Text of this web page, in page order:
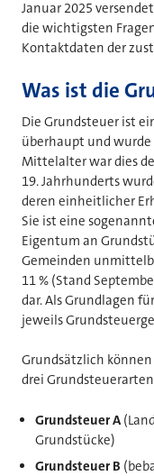
Januar 2025
die wichtigsten
Kontaktdaten der
Was ist die
Die Grundsteuer ist
überhaupt und
Mittelalter war dies
19. Jahrhunderts
deren einheitlicher
Sie ist eine
Eigentum an
Gemeinden
11 % (Stand
dar. Als Grundlagen
jeweils
Grundsätzlich
drei
Grundsteuer A
Grundstücke)
Grundsteuer B